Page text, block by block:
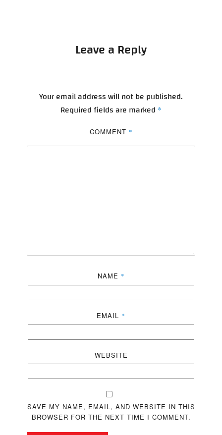
Leave a Reply
Your email address will not be published.
Required fields are marked *
COMMENT *
NAME *
EMAIL *
WEBSITE
SAVE MY NAME, EMAIL, AND WEBSITE IN THIS
BROWSER FOR THE NEXT TIME I COMMENT.